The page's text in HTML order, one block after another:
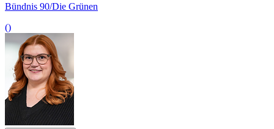
Bündnis 90/Die Grünen
()